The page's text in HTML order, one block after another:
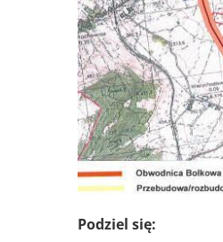
Podziel się: